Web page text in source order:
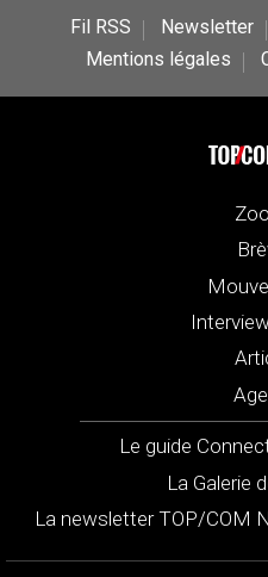
Fil RSS Newsletter
Mentions légales
Le guide
La Galerie
La newsletter TOP/COM